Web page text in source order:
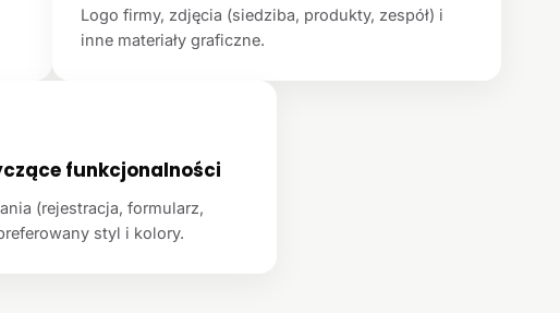
Logo firmy, zdjęcia (siedziba, produkty, zespół) i
inne materiały graficzne.
funkcjonalności
(rejestracja, formularz,
styl i kolory.